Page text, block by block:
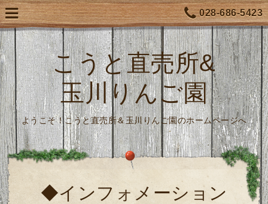
028-686-5423
こうと直売所&
玉川りんご園
ようこそ！こうと直売所＆玉川りんご園のホームページへ
◆インフォメーション